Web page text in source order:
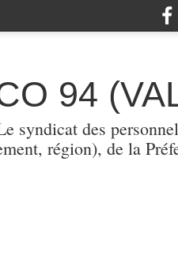
94
syndicat des
région), de la